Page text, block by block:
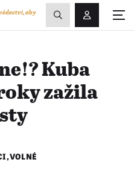
Přihlášení/
aby
Zobrazit
vyhledávání
Kuba
zažila
,VOLNÉ